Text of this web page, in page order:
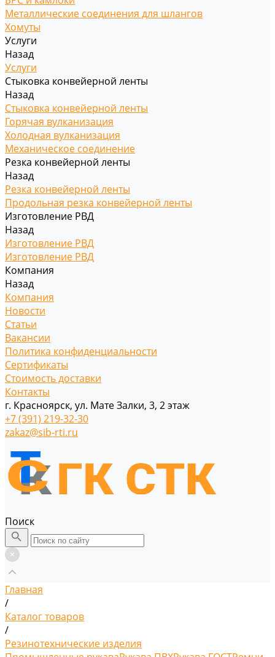
Металлические соединения для шлангов
Хомуты
Услуги
Назад
Услуги
Стыковка конвейерной ленты
Назад
Стыковка конвейерной ленты
Горячая вулканизация
Холодная вулканизация
Механическое соединение
Резка конвейерной ленты
Назад
Резка конвейерной ленты
Продольная резка конвейерной ленты
Изготовление РВД
Назад
Изготовление РВД
Изготовление РВД
Компания
Назад
Компания
Новости
Статьи
Вакансии
Политика конфиденциальности
Сертификаты
Стоимость доставки
Контакты
г. Красноярск, ул. Мате Залки, 3, 2 этаж
+7 (391) 219-32-30
zakaz@sib-rti.ru
Поиск
Главная
/
Каталог товаров
/
Резинотехнические изделия